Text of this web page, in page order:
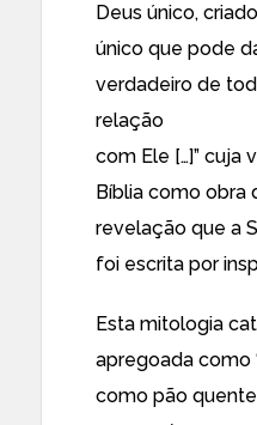
Deus único,
único que pode
verdadeiro de
relação
com Ele […]” cuja
Bíblia como obra
revelação que a
foi escrita por
Esta mitologia
apregoada como
como pão